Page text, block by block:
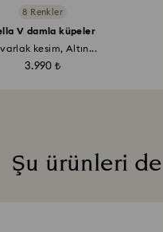
8 Renkler
V damla küpeler
kesim, Altın...
3.990 ₺
Şu ürünleri